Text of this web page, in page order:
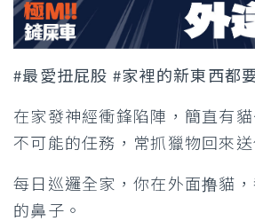
#最愛扭屁股 #家裡的新東西都
在家發神經衝鋒陷陣，簡直有
不可能的任務，常抓獵物回來送
每日巡邏全家，你在外面撸貓
的鼻子。